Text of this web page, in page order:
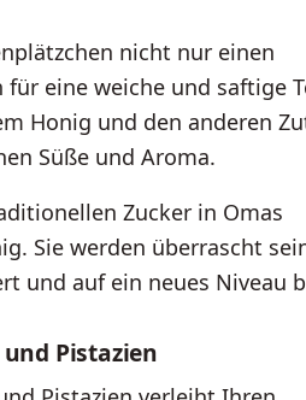
nicht nur einen
eine weiche und saftige
Honig und den anderen
Süße und Aroma.
Zucker in Omas
Sie werden überrascht
und auf ein neues Niveau
Pistazien